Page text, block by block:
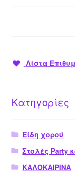
Λίστα
Κατηγορίες
Είδη χορού
Στολές Party
ΚΑΛΟΚΑΙΡΙΝΑ